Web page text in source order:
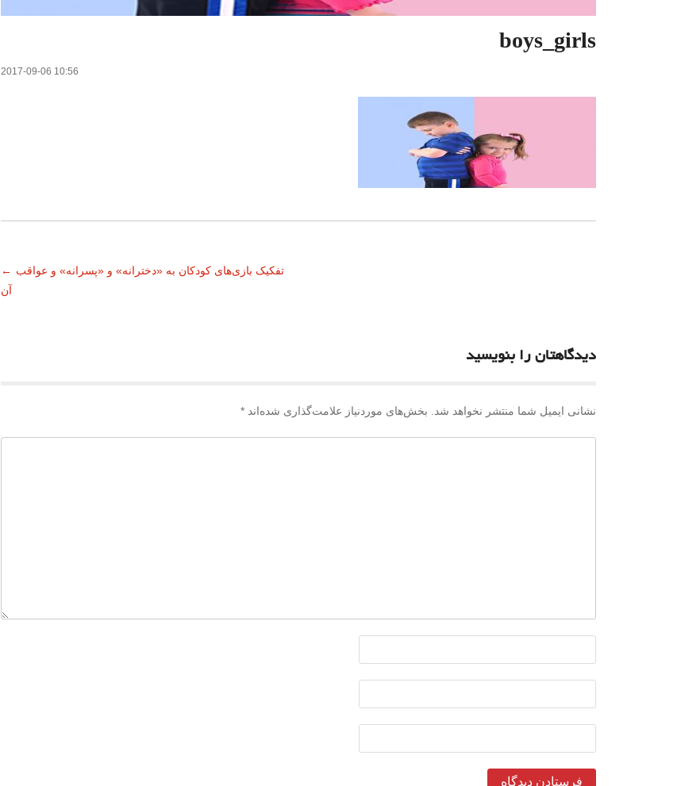
boys_girls
2017-09-06 10:56
← تفکیک بازی‌های کودکان به «دخترانه» و «پسرانه» و عواقب
آن
دیدگاهتان را بنویسید
نشانی ایمیل شما منتشر نخواهد شد. بخش‌های موردنیاز علامت‌گذاری شده‌اند *